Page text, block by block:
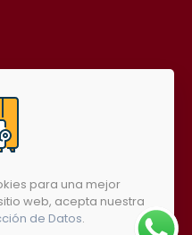
para una mejor
web, acepta nuestra
de Datos.